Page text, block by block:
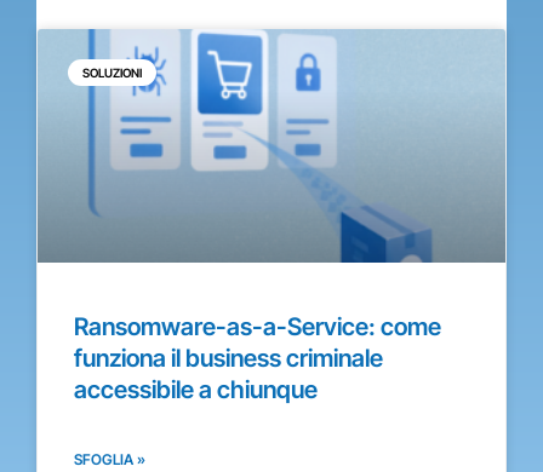
SOLUZIONI
Ransomware-as-a-Service: come
funziona il business criminale
accessibile a chiunque
SFOGLIA »